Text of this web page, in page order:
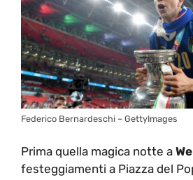
Federico Bernardeschi – GettyImages
Prima quella magica notte a
festeggiamenti a Piazza del